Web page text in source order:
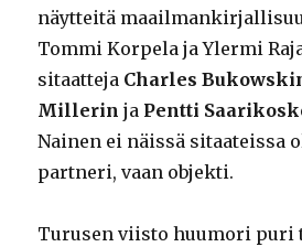
näytteitä
Tommi Korpela ja Ylermi
sitaatteja Charles
Millerin ja Pentti
Nainen ei näissä sitaateissa
partneri, vaan objekti.
Turusen viisto huumori puri